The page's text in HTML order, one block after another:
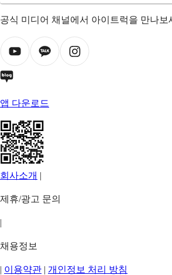
공식 미디어 채널에서 아이트럭을 만나보
앱 다운로드
회사소개 |
제휴/광고 문의
|
채용정보
| 이용약관 | 개인정보 처리 방침